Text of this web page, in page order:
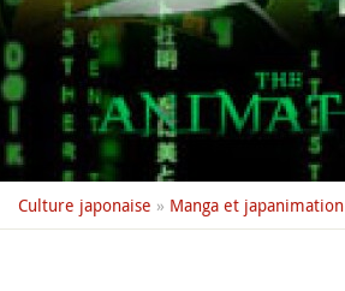
Culture japonaise » Manga et japanimation